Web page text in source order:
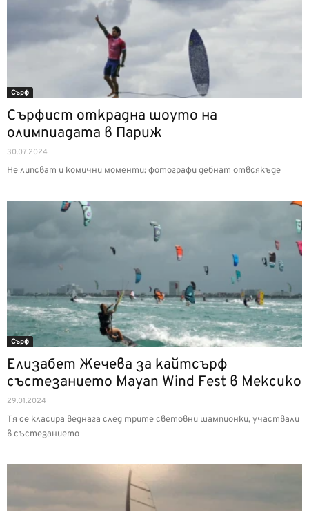
Сърф
Сърфист открадна шоуто на
олимпиадата в Париж
30.07.2024
Не липсват и комични моменти: фотографи дебнат отвсякъде
Сърф
Елизабет Жечева за кайтсърф
състезанието Mayan Wind Fest в Мексико
29.01.2024
Тя се класира веднага след трите световни шампионки, участвали
в състезанието